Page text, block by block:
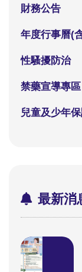
財務公告
年度行事曆(
性騷擾防治
禁藥宣導專區
兒童及少年
最新消